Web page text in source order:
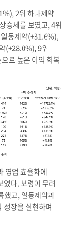
2위 하나제약
승세를 보였고, 4위
동제약(+31.6%),
(+28.0%), 9위
로 높은 이익 회복
영업 효율화에
였다. 보령이 무려
했고, 일동제약과
성장을 실현하며